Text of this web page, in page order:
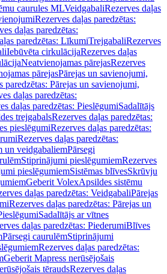
caurules MLVeidgabaliRezerves daļas
Rezerves daļas paredzētas:
daļas paredzētas:
paredzētas: LīkumiTrejgabaliRezerves
Iebūvēta cirkulācijaRezerves daļas
Neatvienojamas pārejasRezerves
pārejasPārejas un savienojumi,
paredzētas: Pārejas un savienojumi,
daļas paredzētas:
daļas paredzētas: PieslēgumiSadalītājs
trejgabalsRezerves daļas paredzētas:
pieslēgumiRezerves daļas paredzētas:
Rezerves daļas paredzētas:
un veidgabaliemPārsegi
Stiprinājumi pieslēgumiemRezerves
pieslēgumiemSistēmas blīvesSkrūvju
Geberit VolexApsildes sistēmu
daļas paredzētas: VeidgabaliPārejas
Rezerves daļas paredzētas: Pārejas un
Sadalītājs ar vītnes
daļas paredzētas: PiederumiBlīves
Pārsegi caurulēmStiprinājumi
Rezerves daļas paredzētas:
Geberit Mapress nerūsējošais
tēraudsRezerves daļas